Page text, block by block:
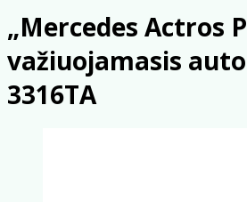
„Mercedes Actros
važiuojamasis
3316TA